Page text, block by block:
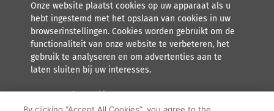
Onze website plaatst cookies op uw apparaat als u
hebt ingestemd met het opslaan van cookies in uw
browserinstellingen. Cookies worden gebruikt om de
functionaliteit van onze website te verbeteren, het
gebruik te analyseren en om advertenties aan te
laten sluiten bij uw interesses.
Lees meer over hoe Orkla met persoonsgegevens omgaat,
inclusief het recht tot inzage.